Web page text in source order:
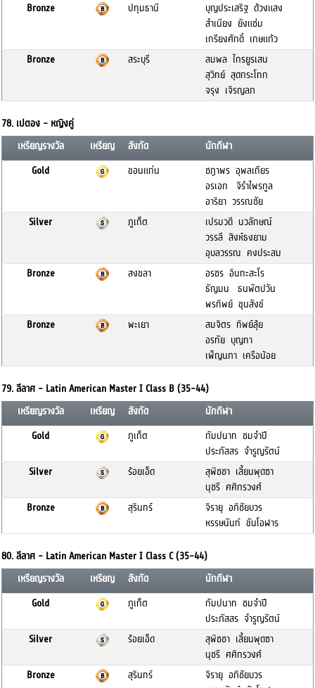
Bronze
ปทุมธานี
บุญประเสริฐ ด้วงแสง
สำเนียง ยังแช่ม
เกรียงศักดิ์ เกษแก้ว
Bronze
สระบุรี
สมพล ไกรยูรเสน
สุวิทย์ สุดกระโทก
จรุง เจิรญลภ
78. เปตอง - หญิงคู่
เหรียญรางวัล
เหรียญ สังกัด
นักกีฬา
Gold
ขอนแก่น
ชฎาพร อุพลเถียร
อรเอก จิรำไพรกูล
อาริยา วรรณชัย
Silver
ภูเก็ต
เปรมวดี นวลักษณ์
วรรลี สิงห์ธงยาม
อุบลวรรณ คงประสม
Bronze
สงขลา
อรชร อินทะสะโร
ธัญมน ธนพัตปวัน
พรทิพย์ ขุนสังข์
Bronze
พะเยา
สมจิตร ทิพย์ลุ้ย
อรทัย บุญทา
เพ็ญนภา เครือน้อย
79. ลีลาศ - Latin American Master I Class B (35-44)
เหรียญรางวัล
เหรียญ สังกัด
นักกีฬา
Gold
ภูเก็ต
กัมปนาท ชมจำปี
ประภัสสร จำรูญรัตน์
Silver
ร้อยเอ็ด
สุพิชชา เสี้ยนพุดซา
นุชรี ศศิกรวงศ์
Bronze
สุรินทร์
จิรายุ อภิชัยบวร
หรรษนันท์ ขันโอฬาร
80. ลีลาศ - Latin American Master I Class C (35-44)
เหรียญรางวัล
เหรียญ สังกัด
นักกีฬา
Gold
ภูเก็ต
กัมปนาท ชมจำปี
ประภัสสร จำรูญรัตน์
Silver
ร้อยเอ็ด
สุพิชชา เสี้ยนพุดซา
นุชรี ศศิกรวงศ์
Bronze
สุรินทร์
จิรายุ อภิชัยบวร